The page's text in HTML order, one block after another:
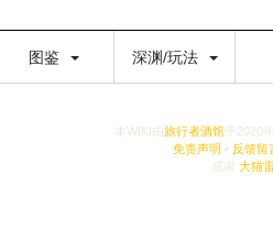
图鉴 深渊/玩法
本WIKI由旅行者酒馆于2020
免责声明 • 反馈留
感谢 大猫